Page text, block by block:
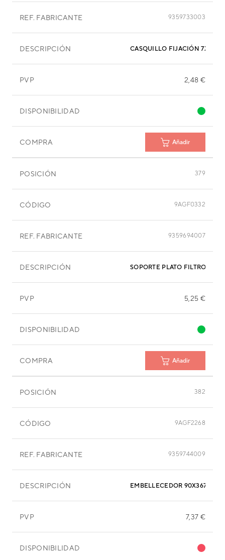
REF. FABRICANTE 9359733003
DESCRIPCIÓN CASQUILLO FIJACIÓN 7X15,9
PVP 2,48 €
DISPONIBILIDAD
COMPRA Añadir
POSICIÓN 379
CÓDIGO 9AGF0332
REF. FABRICANTE 9359694007
DESCRIPCIÓN SOPORTE PLATO FILTRO
PVP 5,25 €
DISPONIBILIDAD
COMPRA Añadir
POSICIÓN 382
CÓDIGO 9AGF2268
REF. FABRICANTE 9359744009
DESCRIPCIÓN EMBELLECEDOR 90X367 MM
PVP 7,37 €
DISPONIBILIDAD